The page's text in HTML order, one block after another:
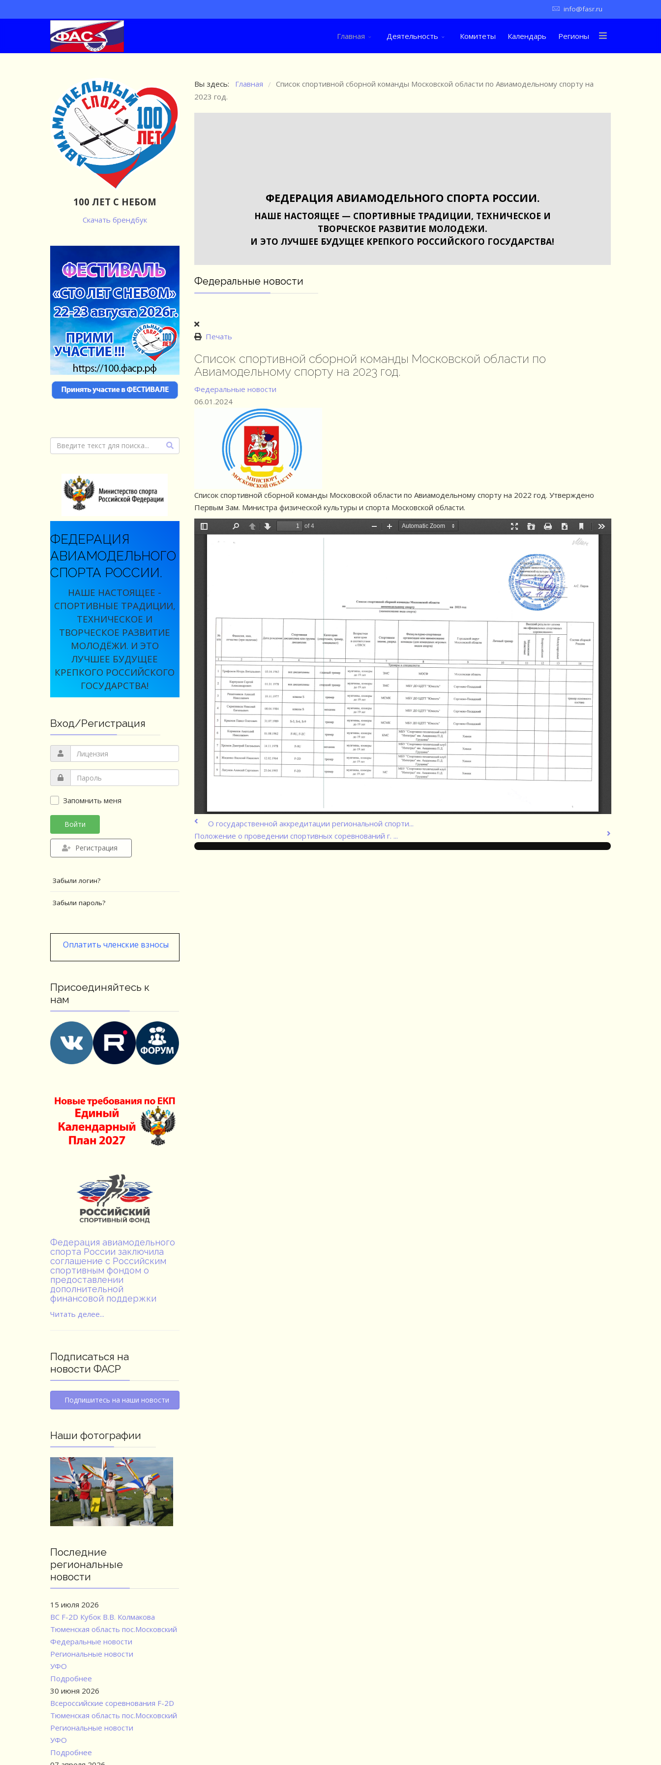
info@fasr.ru
Главная Деятельность Комитеты Календарь Регионы
100 ЛЕТ С НЕБОМ
Скачать брендбук
ФЕДЕРАЦИЯ
АВИАМОДЕЛЬНОГО
СПОРТА РОССИИ.
НАШЕ НАСТОЯЩЕЕ -
СПОРТИВНЫЕ ТРАДИЦИИ,
ТЕХНИЧЕСКОЕ И
ТВОРЧЕСКОЕ РАЗВИТИЕ
МОЛОДЁЖИ. И ЭТО
ЛУЧШЕЕ БУДУЩЕЕ
КРЕПКОГО РОССИЙСКОГО
ГОСУДАРСТВА!
Вход/Регистрация
Запомнить меня
Войти
Регистрация
Забыли логин?
Забыли пароль?
Оплатить членские взносы
Присоединяйтесь к
нам
Федерация авиамодельного
спорта России заключила
соглашение с Российским
спортивным фондом о
предоставлении
дополнительной
финансовой поддержки
Читать делее...
Подписаться на
новости ФАСР
Подпишитесь на наши новости
Наши фотографии
Последние
региональные
новости
15 июля 2026
ВС F-2D Кубок В.В. Колмакова
Тюменская область пос.Московский
Федеральные новости
Региональные новости
УФО
Подробнее
30 июня 2026
Всероссийские соревнования F-2D
Тюменская область пос.Московский
Региональные новости
УФО
Подробнее
Вы здесь: Главная / Список спортивной сборной команды Московской области по Авиамодельному спорту на
2023 год.
ФЕДЕРАЦИЯ АВИАМОДЕЛЬНОГО СПОРТА РОССИИ.
НАШЕ НАСТОЯЩЕЕ — СПОРТИВНЫЕ ТРАДИЦИИ, ТЕХНИЧЕСКОЕ И
ТВОРЧЕСКОЕ РАЗВИТИЕ МОЛОДЕЖИ.
И ЭТО ЛУЧШЕЕ БУДУЩЕЕ КРЕПКОГО РОССИЙСКОГО ГОСУДАРСТВА!
Федеральные новости
Печать
Список спортивной сборной команды Московской области по
Авиамодельному спорту на 2023 год.
Федеральные новости
06.01.2024
Список спортивной сборной команды Московской области по Авиамодельному спорту на 2022 год. Утверждено
Первым Зам. Министра физической культуры и спорта Московской области.
О государственной аккредитации региональной спорти...
Положение о проведении спортивных соревнований г. ...